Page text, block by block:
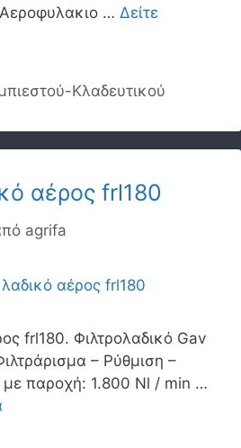
… Δείτε
Κλαδευτικού
αέρος frl180
agrifa
frl180. Φιλτρολαδικό Gav
– Ρύθμιση –
παροχή: 1.800 Nl / min …